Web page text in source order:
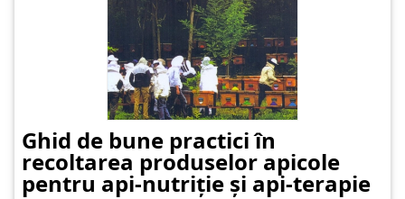
Ghid de bune practici în
recoltarea produselor apicole
pentru api-nutriție și api-terapie